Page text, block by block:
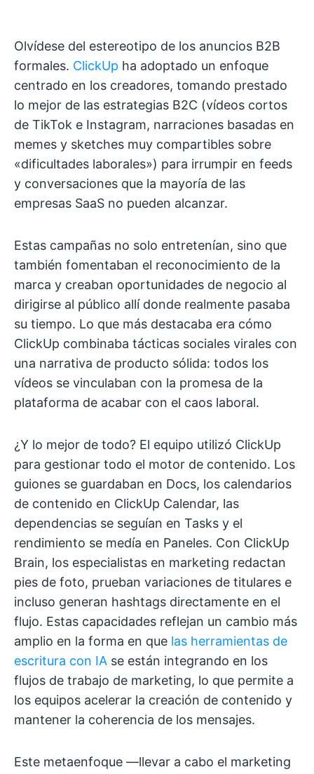
Olvídese del estereotipo de los anuncios B2B
formales. ClickUp ha adoptado un enfoque
centrado en los creadores, tomando prestado
lo mejor de las estrategias B2C (vídeos cortos
de TikTok e Instagram, narraciones basadas en
memes y sketches muy compartibles sobre
«dificultades laborales») para irrumpir en feeds
y conversaciones que la mayoría de las
empresas SaaS no pueden alcanzar.
Estas campañas no solo entretenían, sino que
también fomentaban el reconocimiento de la
marca y creaban oportunidades de negocio al
dirigirse al público allí donde realmente pasaba
su tiempo. Lo que más destacaba era cómo
ClickUp combinaba tácticas sociales virales con
una narrativa de producto sólida: todos los
vídeos se vinculaban con la promesa de la
plataforma de acabar con el caos laboral.
¿Y lo mejor de todo? El equipo utilizó ClickUp
para gestionar todo el motor de contenido. Los
guiones se guardaban en Docs, los calendarios
de contenido en ClickUp Calendar, las
dependencias se seguían en Tasks y el
rendimiento se medía en Paneles. Con ClickUp
Brain, los especialistas en marketing redactan
pies de foto, prueban variaciones de titulares e
incluso generan hashtags directamente en el
flujo. Estas capacidades reflejan un cambio más
amplio en la forma en que las herramientas de
escritura con IA se están integrando en los
flujos de trabajo de marketing, lo que permite a
los equipos acelerar la creación de contenido y
mantener la coherencia de los mensajes.
Este metaenfoque —llevar a cabo el marketing